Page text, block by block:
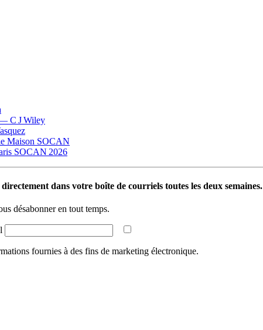
C J Wiley
Maison SOCAN
SOCAN 2026
dans votre boîte de courriels toutes les deux semaines.
désabonner en tout temps.
fournies à des fins de marketing électronique.